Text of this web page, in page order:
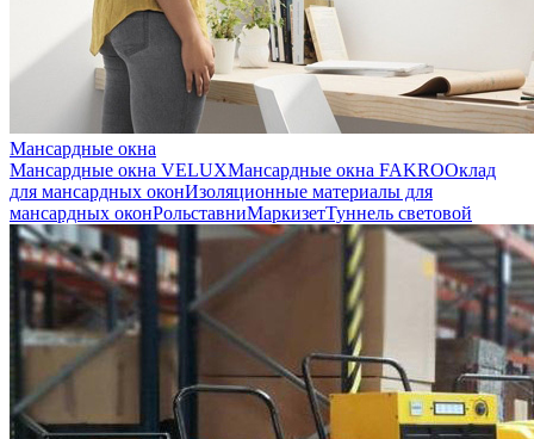
Мансардные окна
Мансардные окна VELUXМансардные окна FAKROОклад
для мансардных оконИзоляционные материалы для
мансардных оконРольставниМаркизетТуннель световой